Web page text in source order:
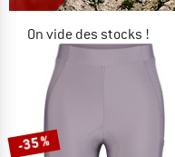
On vide des stocks !
JUSQU'À -60 %
LE DÉSTOCKAGE
-35 %